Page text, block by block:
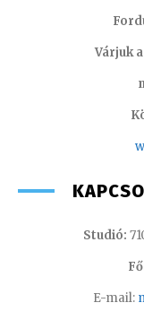
Várjuk
Studió:
E-mail: